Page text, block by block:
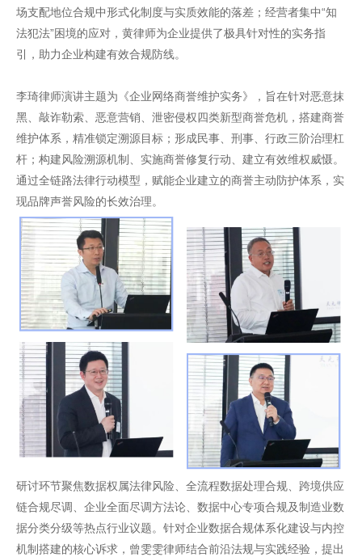
场支配地位合规中形式化制度与实质效能的落差；经营者集中“知
法犯法”困境的应对，黄律师为企业提供了极具针对性的实务指
引，助力企业构建有效合规防线。
李琦律师演讲主题为《企业网络商誉维护实务》，旨在针对恶意抹
黑、敲诈勒索、恶意营销、泄密侵权四类新型商誉危机，搭建商誉
维护体系，精准锁定溯源目标；形成民事、刑事、行政三阶治理杠
杆；构建风险溯源机制、实施商誉修复行动、建立有效维权威慑。
通过全链路法律行动模型，赋能企业建立的商誉主动防护体系，实
现品牌声誉风险的长效治理。
研讨环节聚焦数据权属法律风险、全流程数据处理合规、跨境供应
链合规尽调、企业全面尽调方法论、数据中心专项合规及制造业数
据分类分级等热点行业议题。针对企业数据合规体系化建设与内控
机制搭建的核心诉求，曾雯雯律师结合前沿法规与实践经验，提出